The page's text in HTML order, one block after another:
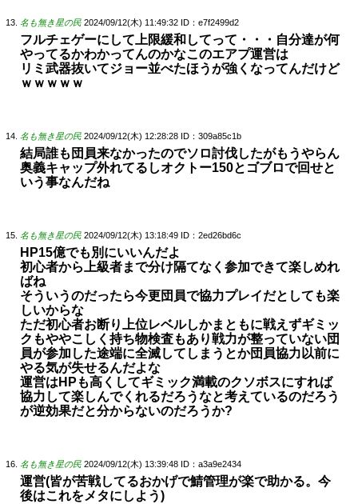
名も無き星の民 2024/09/12(木) 11:49:32 ID：e7f2499d2
フルチェゲーにして上限緩和してって・・・自分達が何
やってるかわかってんのかなこのエアプ運営は
リミ武器抜いてジョー並べたほうが強くなってんだけど
ｗｗｗｗｗ
名も無き星の民 2024/09/12(木) 12:28:28 ID：309a85c1b
結局誰も団員来なかったのでソロ討伐したがもうやらん
奥義キャップ外れてるしオクトー150とゴブロで回せと
いう事なんだね
名も無き星の民 2024/09/12(木) 13:18:49 ID：2ed26bd6c
HP15億でも別にいいんだよ
初心者から上級者まで分け隔てなく参加できて楽しめれ
ばね
そういうのだったら今更団員で協力プレイだとしても楽
しいからな
ただ初心者お断り上位レベルしかまともに戦えずギミッ
クもややこしく持ち物検査もあり戦力が整っていない団
員が参加した途端に全滅してしまうとか団員協力以前に
やる気が失せるんだよな
運営はHPも高くしてギミック満載のクソボスにすれば
協力して楽しんでくれるだろうなと考えているのだろう
が逆効果だと分からないのだろうか?
名も無き星の民 2024/09/12(木) 13:39:48 ID：a3a9e2434
運営(皆が苦戦してるおかげで鯖管理が楽で助かる。今
後はこれをメタにしよう)